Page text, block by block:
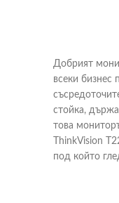
Добрият
всеки бизнес
стойка,
това
ThinkVision
под който